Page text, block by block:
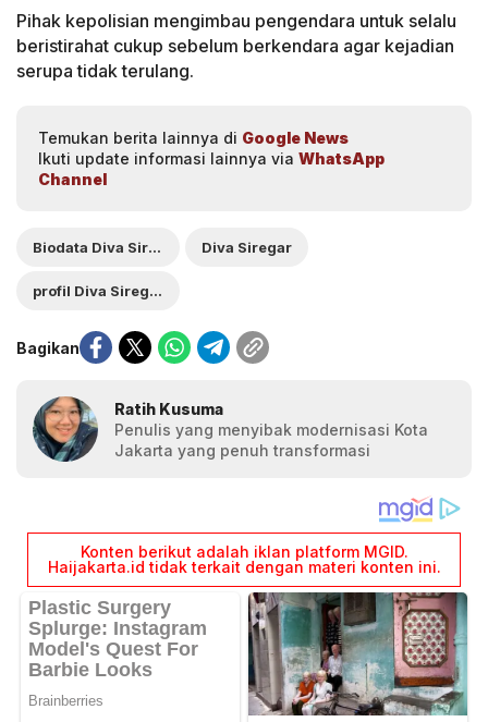
Pihak kepolisian mengimbau pengendara untuk selalu
beristirahat cukup sebelum berkendara agar kejadian
serupa tidak terulang.
Temukan berita lainnya di Google News
Ikuti update informasi lainnya via WhatsApp
Channel
Biodata Diva Siregar Diva Siregar
profil Diva Siregar
Bagikan
Ratih Kusuma
Penulis yang menyibak modernisasi Kota
Jakarta yang penuh transformasi